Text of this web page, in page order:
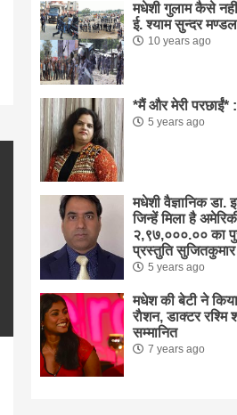
मधेशी गुलाम कैसे
ई. श्याम सुन्दर मण्डल
10 years ago
*मैं और मेरी परछाईं*
5 years ago
मधेशी वैज्ञानिक डा.
जिन्हें मिला है
२,९७,०००.०० का
प्रस्तुति
5 years ago
मधेश की बेटी ने
राैशन, डाक्टर रश्मि
सम्मानित
7 years ago